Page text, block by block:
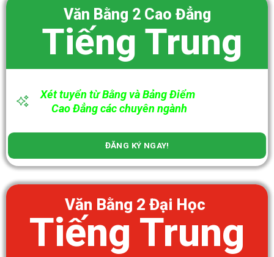
Văn Bằng 2 Cao Đẳng
Tiếng Trung
Xét tuyển từ Bằng và Bảng Điểm
Cao Đẳng các chuyên ngành
ĐĂNG KÝ NGAY!
Văn Bằng 2 Đại Học
Tiếng Trung